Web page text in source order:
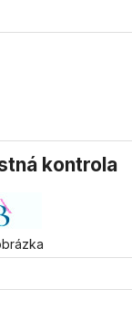
kontrola